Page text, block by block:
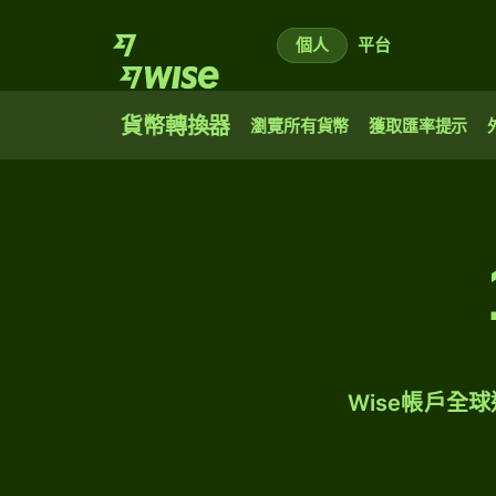
個人 平台
貨幣轉換器 瀏覽所有貨幣 獲取匯率提示
Wise帳戶全球